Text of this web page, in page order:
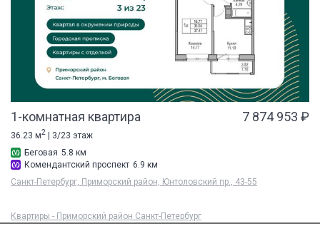
1-комнатная квартира 7 874 953 ₽
36.23 м2 | 3/23 этаж
Беговая 5.8 км
Комендантский проспект 6.9 км
Санкт-Петербург, Приморский район, Юнтоловский пр., 43-55
Квартиры - Приморский район Санкт-Петербург